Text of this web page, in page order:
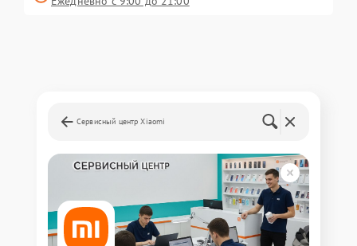
Сервисный центр Xiaomi